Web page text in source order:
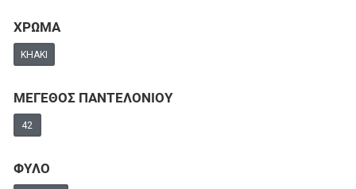
ΧΡΩΜΑ
KHAKI
ΜΕΓΕΘΟΣ ΠΑΝΤΕΛΟΝΙΟΥ
42
ΦΥΛΟ